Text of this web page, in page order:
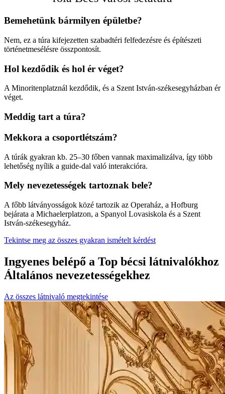
Bemehetünk bármilyen épületbe?
Nem, ez a túra kifejezetten szabadtéri felfedezésre és építészeti
történetmesélésre összpontosít.
Hol kezdődik és hol ér véget?
A Minoritenplatznál kezdődik, és a Szent István-székesegyházban ér
véget.
Meddig tart a túra?
Mekkora a csoportlétszám?
A túrák gyakran kb. 25–30 főben vannak maximalizálva, így több
lehetőség nyílik a guide-dal való interakcióra.
Mely nevezetességek tartoznak bele?
A főbb látványosságok közé tartozik az Operaház, a Hofburg
bejárata a Michaelerplatzon, a Spanyol Lovasiskola és a Szent
István-székesegyház.
Tekintse meg az összes gyakran ismételt kérdést
Ingyenes belépő a Top bécsi látnivalókhoz
Általános nevezetességekhez
Az összes látnivaló megtekintése